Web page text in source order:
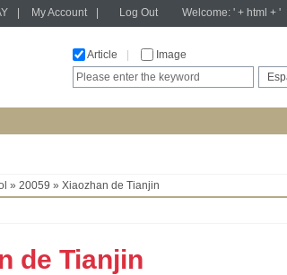
My Account Log OutWelcome: ' + html + '
Article
Image
» 20059 » Xiaozhan de Tianjin
de Tianjin